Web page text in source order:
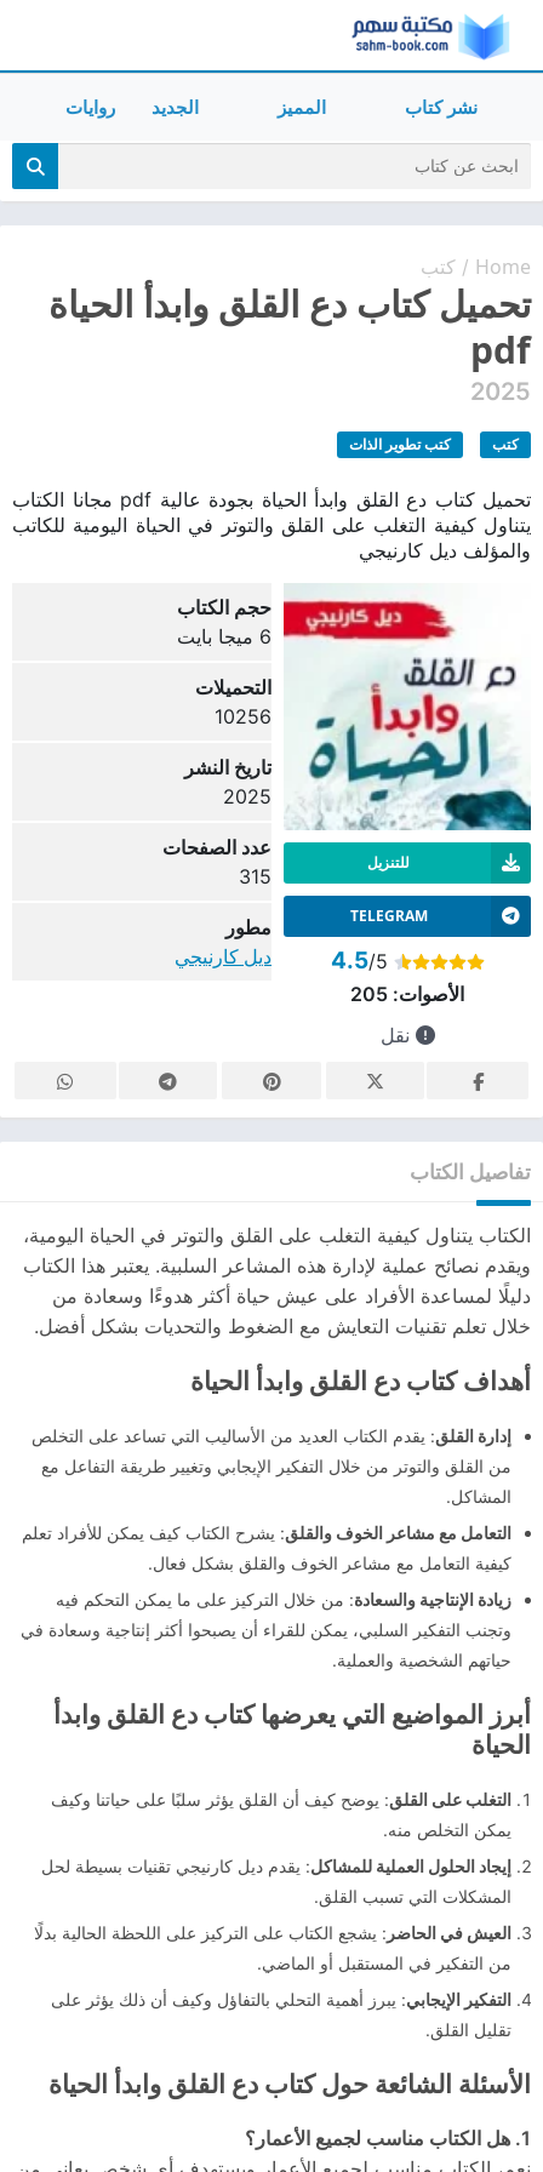
نشر كتاب المميز الجديد روايات
Home
/ كتب
تحميل كتاب دع القلق وابدأ الحياة
pdf
2025
كتب كتب تطوير الذات
تحميل كتاب دع القلق وابدأ الحياة بجودة عالية pdf مجانا الكتاب
يتناول كيفية التغلب على القلق والتوتر في الحياة اليومية للكاتب
والمؤلف ديل كارنيجي
للتنزيل
TELEGRAM
4.5/5
الأصوات: 205
نقل
حجم الكتاب
6 ميجا بايت
التحميلات
10256
تاريخ النشر
2025
عدد الصفحات
315
مطور
ديل كارنيجي
تفاصيل الكتاب
الكتاب يتناول كيفية التغلب على القلق والتوتر في الحياة اليومية،
ويقدم نصائح عملية لإدارة هذه المشاعر السلبية. يعتبر هذا الكتاب
دليلًا لمساعدة الأفراد على عيش حياة أكثر هدوءًا وسعادة من
خلال تعلم تقنيات التعايش مع الضغوط والتحديات بشكل أفضل.
أهداف كتاب دع القلق وابدأ الحياة
إدارة القلق: يقدم الكتاب العديد من الأساليب التي تساعد على التخلص
من القلق والتوتر من خلال التفكير الإيجابي وتغيير طريقة التفاعل مع
المشاكل.
التعامل مع مشاعر الخوف والقلق: يشرح الكتاب كيف يمكن للأفراد تعلم
كيفية التعامل مع مشاعر الخوف والقلق بشكل فعال.
زيادة الإنتاجية والسعادة: من خلال التركيز على ما يمكن التحكم فيه
وتجنب التفكير السلبي، يمكن للقراء أن يصبحوا أكثر إنتاجية وسعادة في
حياتهم الشخصية والعملية.
أبرز المواضيع التي يعرضها كتاب دع القلق وابدأ
الحياة
التغلب على القلق: يوضح كيف أن القلق يؤثر سلبًا على حياتنا وكيف
يمكن التخلص منه.
إيجاد الحلول العملية للمشاكل: يقدم ديل كارنيجي تقنيات بسيطة لحل
المشكلات التي تسبب القلق.
العيش في الحاضر : يشجع الكتاب على التركيز على اللحظة الحالية بدلًا
من التفكير في المستقبل أو الماضي.
التفكير الإيجابي: يبرز أهمية التحلي بالتفاؤل وكيف أن ذلك يؤثر على
تقليل القلق.
الأسئلة الشائعة حول كتاب دع القلق وابدأ الحياة
1. هل الكتاب مناسب لجميع الأعمار؟